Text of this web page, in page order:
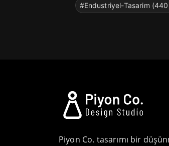
#Endustriyel-Tasarim
Piyon Co. tasarımı bir